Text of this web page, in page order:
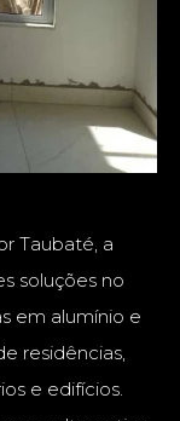
Taubaté, a
soluções no
em alumínio e
residências,
e edifícios.